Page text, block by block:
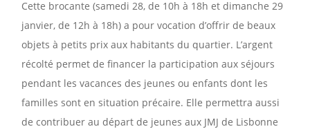
Cette brocante (samedi 28, de 10h à 18h et dimanche 29
janvier, de 12h à 18h) a pour vocation d’offrir de beaux
objets à petits prix aux habitants du quartier. L’argent
récolté permet de financer la participation aux séjours
pendant les vacances des jeunes ou enfants dont les
familles sont en situation précaire. Elle permettra aussi
de contribuer au départ de jeunes aux JMJ de Lisbonne